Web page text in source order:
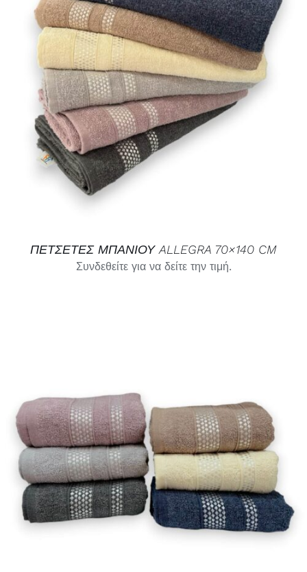
ΛΕΠΤΟΜΈΡΕΙΕΣ
ΠΕΤΣΕΤΕΣ ΜΠΑΝΙΟΥ ALLEGRA 70×140 CM
Συνδεθείτε για να δείτε την τιμή.
ΛΕΠΤΟΜΈΡΕΙΕΣ